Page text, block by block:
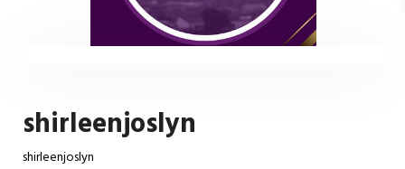
shirleenjoslyn
shirleenjoslyn